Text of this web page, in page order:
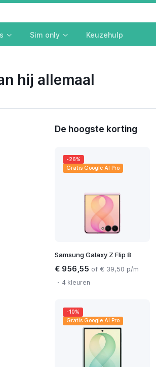
Sim only Keuzehulp
hij allemaal
De hoogste korting
-26%
Gratis Google AI Pro
Samsung Galaxy Z Flip 8
€ 956,55 of € 39,50 p/m
4 kleuren
-10%
Gratis Google AI Pro